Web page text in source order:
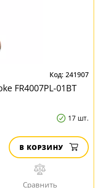
241907
FR4007PL-01BT
17 шт.
В КОРЗИНУ